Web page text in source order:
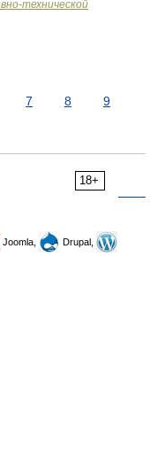
технической
7 8
9
18+
Joomla,
Drupal,